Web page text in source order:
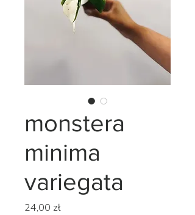
monstera
minima
variegata
24,00 złCena